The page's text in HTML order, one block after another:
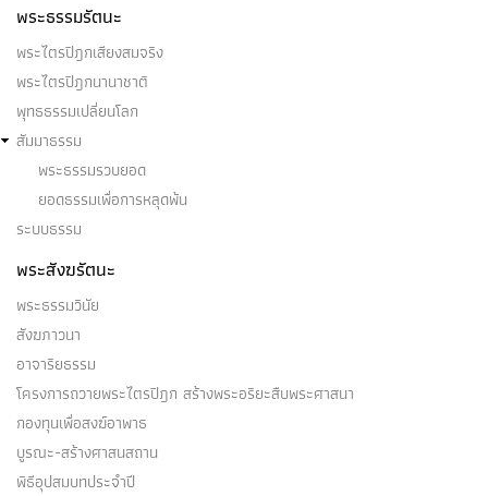
(๑) สังขตลักษณะของสังขตธรรม ๓ ประการ ๓ คือ
๑. สุญญสุญญะ ๒. สังขารสุญญะ ๓. วิปริณามสุญญะ ๔.
พระธรรมรัตนะ
พระไตรปิฎกเสียงสมจริง
พระไตรปิฎกนานาชาติ
พุทธธรรมเปลี่ยนโลก
สัมมาธรรม
พระธรรมรวบยอด
ยอดธรรมเพื่อการหลุดพ้น
ระบบธรรม
พระสังฆรัตนะ
พระธรรมวินัย
สังฆภาวนา
อาจาริยธรรม
โครงการถวายพระไตรปิฎก สร้างพระอริยะสืบพระศาสนา
กองทุนเพื่อสงฆ์อาพาธ
บูรณะ-สร้างศาสนสถาน
พิธีอุปสมบทประจำปี